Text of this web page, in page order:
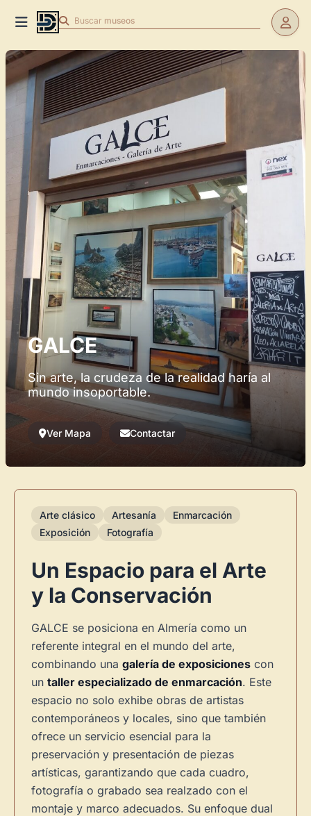
Buscar museos
GALCE
Sin arte, la crudeza de la realidad haría al
mundo insoportable.
Ver Mapa Contactar
Arte clásico Artesanía
Enmarcación
Exposición
Fotografía
Un Espacio para el Arte
y la Conservación
GALCE se posiciona en Almería como un
referente integral en el mundo del arte,
combinando una galería de exposiciones con
un taller especializado de enmarcación. Este
espacio no solo exhibe obras de artistas
contemporáneos y locales, sino que también
ofrece un servicio esencial para la
preservación y presentación de piezas
artísticas, garantizando que cada cuadro,
fotografía o grabado sea realzado con el
montaje y marco adecuados. Su enfoque dual